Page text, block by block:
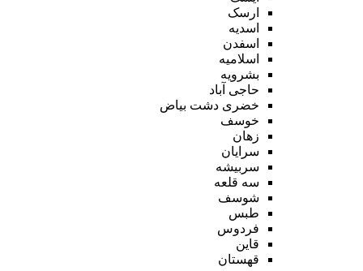
ارسک
اسدیه
اسفدن
اسلامیه
بشرویه
حاجی آباد
خضری دشت بیاض
خوسف
زهان
سرایان
سربیشه
سه قلعه
شوسف
طبس
فردوس
قاین
قهستان